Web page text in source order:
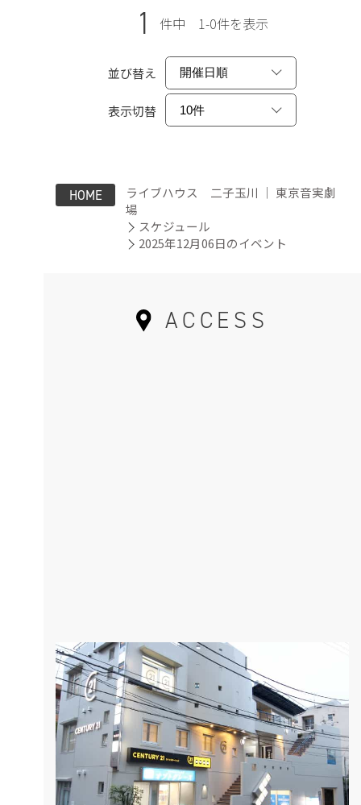
1 件中 1-0件を表示
並び替え
表示切替
HOME
ライブハウス 二子玉川 ｜ 東京音実劇
場
スケジュール
2025年12月06日のイベント
ACCESS